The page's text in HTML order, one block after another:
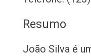
Resumo
João Silva é